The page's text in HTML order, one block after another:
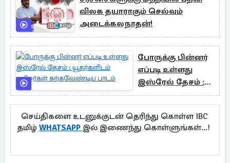
விலக தயாராகும் செல்வம்
அடைக்கலநாதன்!
போருக்கு பின்னர்
எப்படி உள்ளது
இஸ்ரேல் தேசம் :
யூதர்களிடம்
தமிழர்கள்
கற்கவேண்டிய
பாடம்
செய்திகளை உடனுக்குடன் தெரிந்து கொள்ள IBC
தமிழ் WHATSAPP இல் இணைந்து கொள்ளுங்கள்...!